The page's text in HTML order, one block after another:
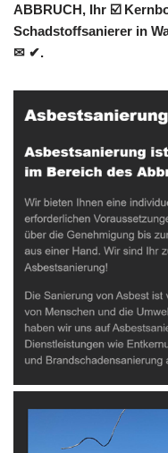
ABBRUCH, Ihr ☑️
Schadstoffsanierer in
✉ ✔.